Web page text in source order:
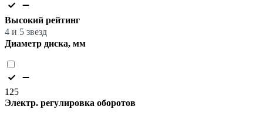
Высокий рейтинг
4 и 5 звезд
Диаметр диска, мм
125
Электр. регулировка оборотов